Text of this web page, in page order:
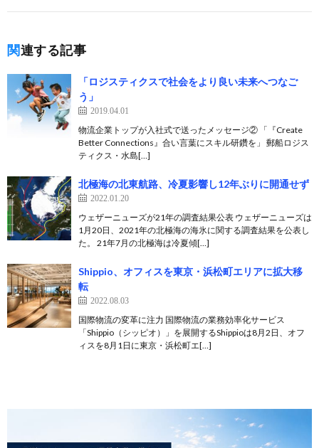
関連する記事
「ロジスティクスで社会をより良い未来へつなご
う」
2019.04.01
物流企業トップが入社式で送ったメッセージ② 「『Create
Better Connections』合い言葉にスキル研鑽を」 郵船ロジス
ティクス・水島[…]
北極海の北東航路、冷夏影響し12年ぶりに開通せず
2022.01.20
ウェザーニューズが21年の調査結果公表 ウェザーニューズは
1月20日、2021年の北極海の海氷に関する調査結果を公表し
た。 21年7月の北極海は冷夏傾[…]
Shippio、オフィスを東京・浜松町エリアに拡大移
転
2022.08.03
国際物流の変革に注力 国際物流の業務効率化サービス
「Shippio（シッピオ）」を展開するShippioは8月2日、オフ
ィスを8月1日に東京・浜松町エ[…]